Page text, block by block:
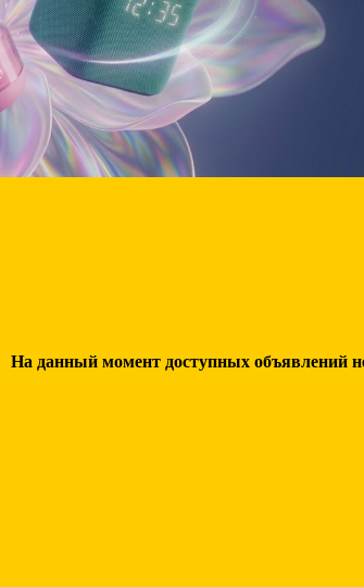
На данный момент доступных объявлений